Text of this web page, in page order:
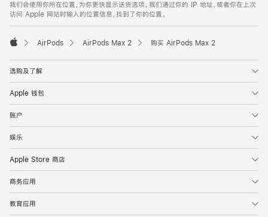
我们会使用你所在位置，为你更快显示送货选项。我们通过你的 IP 地址，或者你在上次
访问 Apple 网站时输入的位置信息，找到了你的位置。
AirPods AirPods Max 2 购买 AirPods Max 2
选购及了解
Apple 钱包
账户
娱乐
Apple Store 商店
商务应用
教育应用